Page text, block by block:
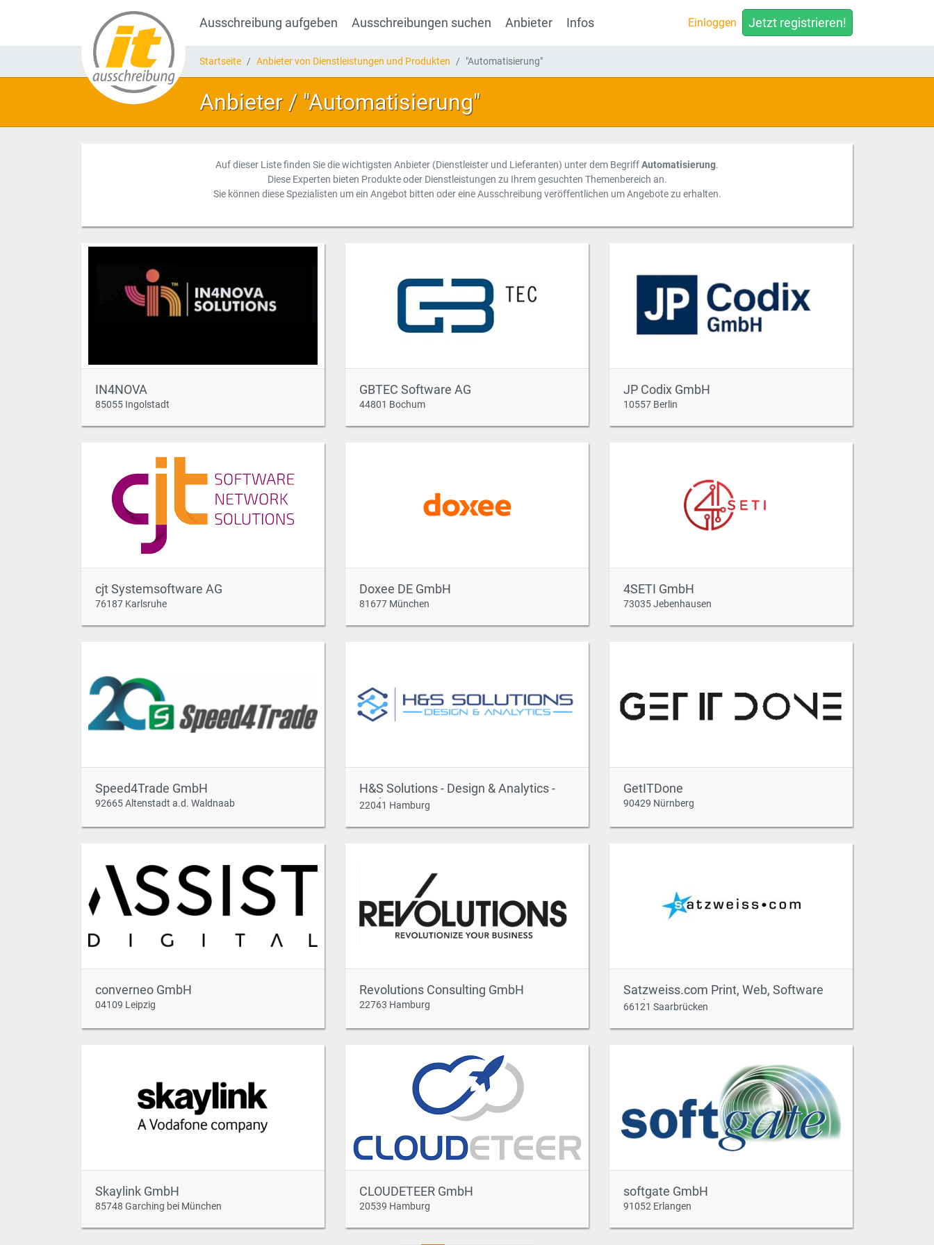
Ausschreibung aufgeben Ausschreibungen suchen Anbieter Infos Einloggen Jetzt registrieren!
Startseite Anbieter von Dienstleistungen und Produkten "Automatisierung"
Anbieter / "Automatisierung"
Auf dieser Liste finden Sie die wichtigsten Anbieter (Dienstleister und Lieferanten) unter dem BegriffAutomatisierung.
Diese Experten bieten Produkte oder Dienstleistungen zu Ihrem gesuchten Themenbereich an.
Sie können diese Spezialisten um ein Angebot bitten oder eine Ausschreibung veröffentlichen um Angebote zu erhalten.
IN4NOVA
85055 Ingolstadt
GBTEC Software AG
44801 Bochum
JP Codix GmbH
10557 Berlin
cjt Systemsoftware AG
76187 Karlsruhe
Doxee DE GmbH
81677 München
4SETI GmbH
73035 Jebenhausen
Speed4Trade GmbH
92665 Altenstadt a.d. Waldnaab
H&S Solutions - Design & Analytics -
GmbH
22041 Hamburg
GetITDone
90429 Nürnberg
converneo GmbH
04109 Leipzig
Revolutions Consulting GmbH
22763 Hamburg
Satzweiss.com Print, Web, Software
GmbH
66121 Saarbrücken
Skaylink GmbH
85748 Garching bei München
CLOUDETEER GmbH
20539 Hamburg
softgate GmbH
91052 Erlangen